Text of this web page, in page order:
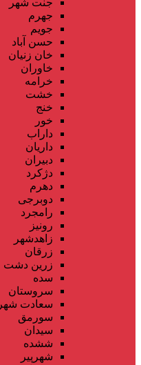
جهرم
جویم
حسن آباد
خان زنیان
خاوران
خرامه
خشت
خنج
خور
داراب
داریان
دبیران
دژکرد
دهرم
دوبرجی
رامجرد
رونیز
زاهدشهر
زرقان
زرین دشت
سده
سروستان
سعادت شهر
سورمق
سیدان
ششده
شهرپیر